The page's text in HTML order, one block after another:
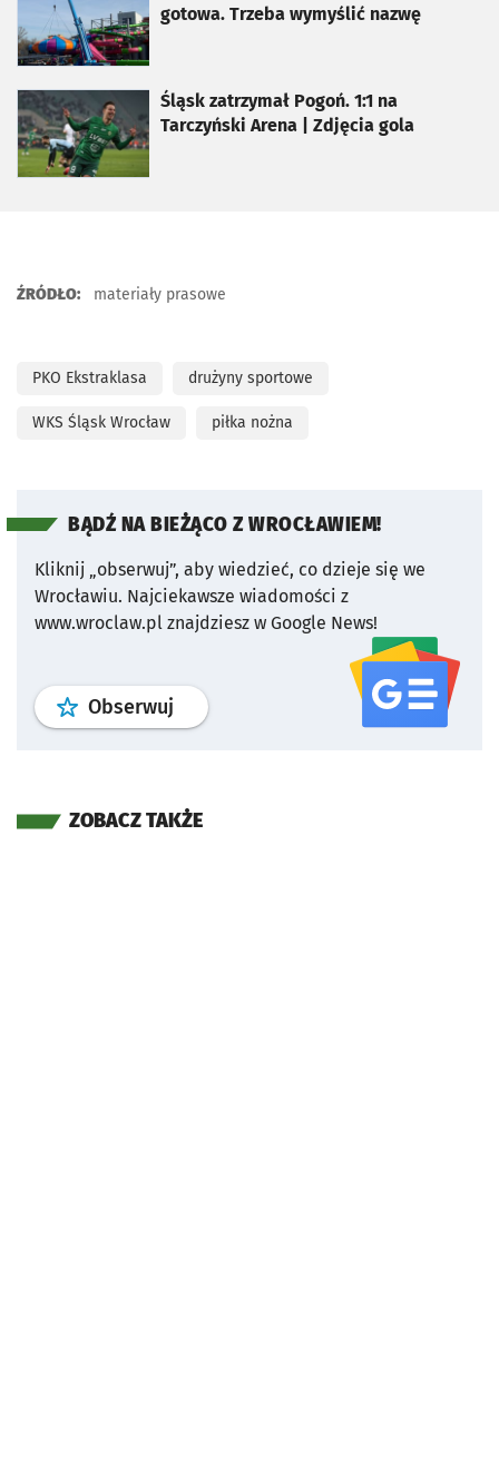
gotowa. Trzeba wymyślić nazwę
Śląsk zatrzymał Pogoń. 1:1 na
Tarczyński Arena | Zdjęcia gola
otworzy się w nowej karcie
ŹRÓDŁO: materiały prasowe
PKO Ekstraklasa drużyny sportowe
WKS Śląsk Wrocław piłka nożna
BĄDŹ NA BIEŻĄCO Z WROCŁAWIEM!
Kliknij „obserwuj”, aby wiedzieć, co dzieje się we
Wrocławiu. Najciekawsze wiadomości z
www.wroclaw.pl znajdziesz w Google News!
Obserwuj profil serwisu
ZOBACZ TAKŻE